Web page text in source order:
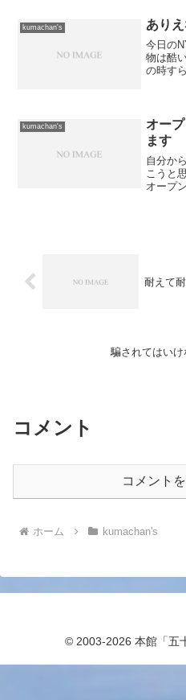
kumachan's あり
今日の
物は酷
の時す
kumachan's
オー
ます
自分か
こうと
オープ
耐えて
騙されてはいけ
コメント
コメント
ホーム kumachan's
© 2003-2026 本館「五